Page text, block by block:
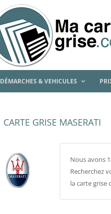
DÉMARCHES & VEHICULES
CARTE GRISE MASERATI
Nous avons
Recherchez
la carte grise